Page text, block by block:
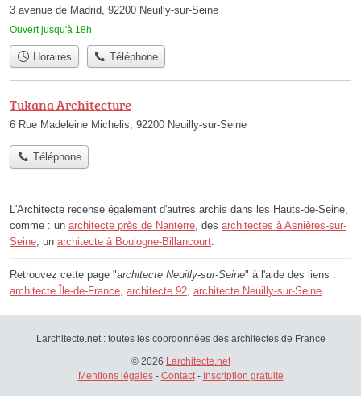
3 avenue de Madrid, 92200 Neuilly-sur-Seine
Ouvert jusqu'à 18h
Horaires Téléphone
Tukana Architecture
6 Rue Madeleine Michelis, 92200 Neuilly-sur-Seine
Téléphone
L'Architecte recense également d'autres archis dans les Hauts-de-Seine,
comme : un architecte près de Nanterre , des architectes à Asnières-sur-
Seine , un architecte à Boulogne-Billancourt
Retrouvez cette page "architecte Neuilly-sur-Seine" à l'aide des liens :
architecte Île-de-France architecte 92 architecte Neuilly-sur-Seine
Larchitecte.net : toutes les coordonnées des architectes de France
© 2026 Larchitecte.net
Mentions légales- Contact- Inscription gratuite